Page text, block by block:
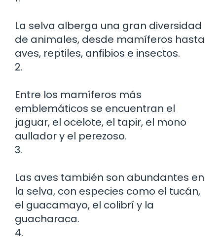
La selva alberga una gran diversidad
de animales, desde mamíferos hasta
aves, reptiles, anfibios e insectos.
2.
Entre los mamíferos más
emblemáticos se encuentran el
jaguar, el ocelote, el tapir, el mono
aullador y el perezoso.
3.
Las aves también son abundantes en
la selva, con especies como el tucán,
el guacamayo, el colibrí y la
guacharaca.
4.